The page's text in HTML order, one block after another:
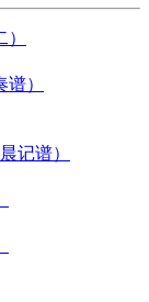
）
记谱）